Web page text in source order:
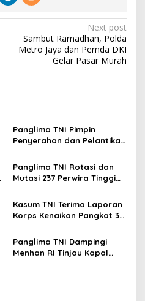
Next post
Sambut Ramadhan, Polda
Metro Jaya dan Pemda DKI
Gelar Pasar Murah
Panglima TNI Pimpin
Penyerahan dan Pelantikan
Panglima TNI Rotasi dan
Mutasi 237 Perwira Tinggi
Kasum TNI Terima Laporan
Korps Kenaikan Pangkat 32
Panglima TNI Dampingi
Menhan RI Tinjau Kapal